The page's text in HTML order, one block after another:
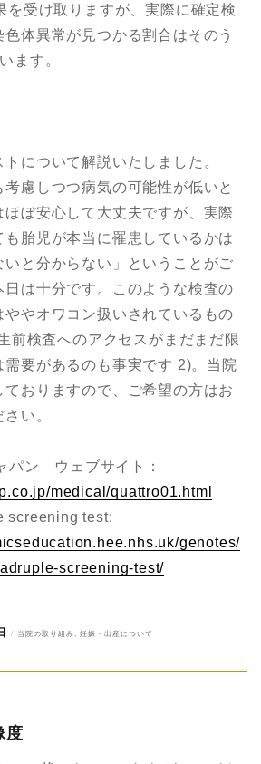
を受け取りますが、実際に確定検
体異常が見つかる割合はそのう
ます。
について解説いたしました。
考慮しつつ病気の可能性が低いと
ぼ安心して大丈夫ですが、実際
胎児が本当に罹患しているかは
と分からない」ということがご
は十分です。このような検査の
やオワコン扱いされているもの
前検査へのアクセスがまだまだ限
需要があるのも事実です 2)。当院
おりますので、ご希望の方はお
い。
パン ウェブサイト：
medical/quattro01.html
screening test:
genotes/
screening-test/
カ
当院の取り組み 妊娠・出産について
度